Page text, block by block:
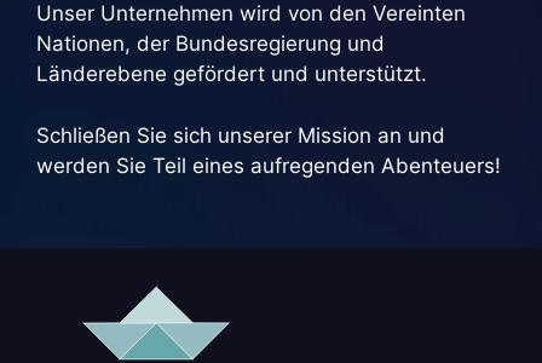
Unser Unternehmen wird von den Vereinten
Nationen, der Bundesregierung und
Länderebene gefördert und unterstützt.
Schließen Sie sich unserer Mission an und
werden Sie Teil eines aufregenden Abenteuers!